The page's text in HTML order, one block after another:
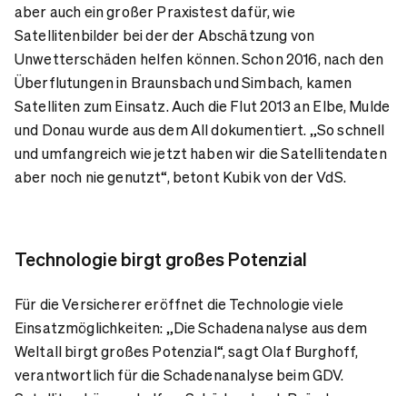
aber auch ein großer Praxistest dafür, wie
Satellitenbilder bei der der Abschätzung von
Unwetterschäden helfen können. Schon 2016, nach den
Überflutungen in Braunsbach und Simbach, kamen
Satelliten zum Einsatz. Auch die Flut 2013 an Elbe, Mulde
und Donau wurde aus dem All dokumentiert. „So schnell
und umfangreich wie jetzt haben wir die Satellitendaten
aber noch nie genutzt“, betont Kubik von der VdS.
Technologie birgt großes Potenzial
Für die Versicherer eröffnet die Technologie viele
Einsatzmöglichkeiten: „Die Schadenanalyse aus dem
Weltall birgt großes Potenzial“, sagt Olaf Burghoff,
verantwortlich für die Schadenanalyse beim GDV.